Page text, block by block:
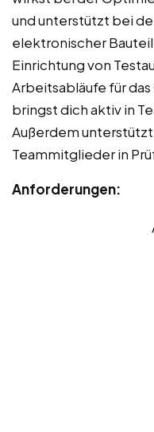
und unterstützt bei
elektronischer
Einrichtung von
Arbeitsabläufe für
bringst dich aktiv in
Außerdem
Teammitglieder in
Anforderungen: